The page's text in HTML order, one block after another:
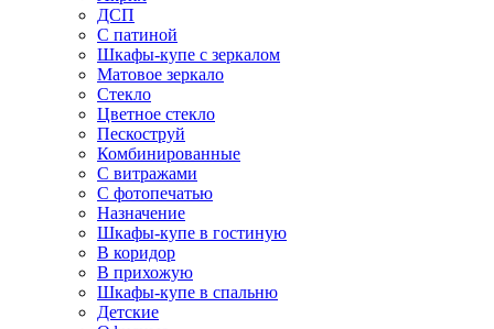
ДСП
С патиной
Шкафы-купе с зеркалом
Матовое зеркало
Стекло
Цветное стекло
Пескоструй
Комбинированные
С витражами
С фотопечатью
Назначение
Шкафы-купе в гостиную
В коридор
В прихожую
Шкафы-купе в спальню
Детские